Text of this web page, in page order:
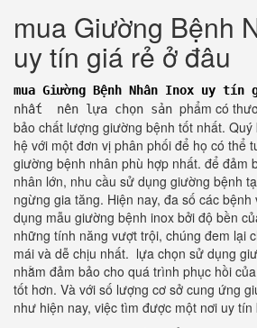
mua Giường Bệnh
uy tín giá rẻ ở đâu
mua Giường Bệnh Nhân Inox uy tín
nhất nên lựa chọn sản phẩm có
bảo chất lượng giường bệnh tốt nhất.
hệ với một đơn vị phân phối để họ có thể
giường bệnh nhân phù hợp nhất. để đảm
nhân lớn, nhu cầu sử dụng giường bệnh
ngừng gia tăng. Hiện nay, đa số các
dụng mẫu giường bệnh inox bởi độ bền
những tính năng vượt trội, chúng đem lại
mái và dễ chịu nhất. lựa chọn sử dụng
nhằm đảm bảo cho quá trình phục hồi
tốt hơn. Và với số lượng cơ sở cung ứng
như hiện nay, việc tìm được một nơi uy tín